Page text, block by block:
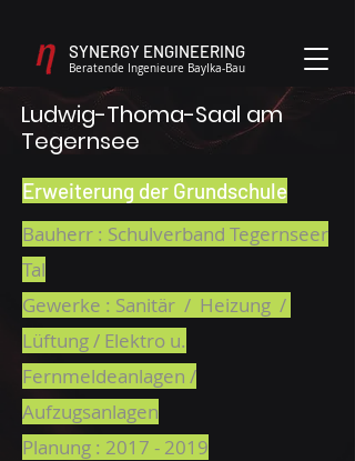
SYNERGY ENGINEERING
Beratende Ingenieure BayIka-Bau
Ludwig-Thoma-Saal am
Tegernsee
Erweiterung der Grundschule
Bauherr : Schulverband Tegernseer
Tal
Gewerke : Sanitär / Heizung /
Lüftung / Elektro u.
Fernmeldeanlagen /
Aufzugsanlagen
Planung : 2017 - 2019